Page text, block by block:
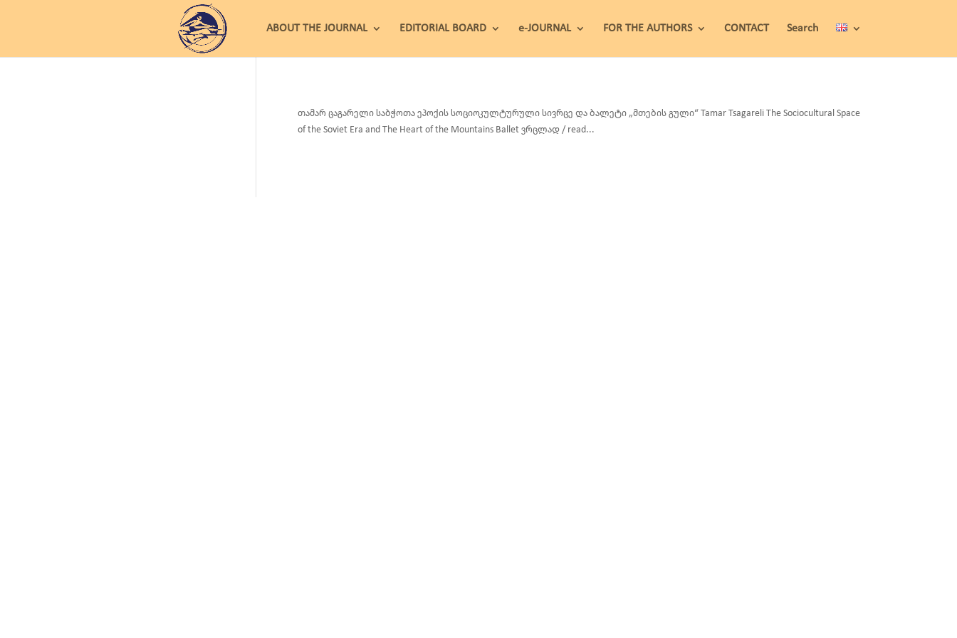
ABOUT THE JOURNAL EDITORIAL BOARD e-JOURNAL FOR THE AUTHORS CONTACT Search
თამარ ცაგარელი საბჭოთა ეპოქის სოციოკულტურული სივრცე და ბალეტი „მთების გული“ Tamar Tsagareli The Sociocultural Space
of the Soviet Era and The Heart of the Mountains Ballet ვრცლად / read...